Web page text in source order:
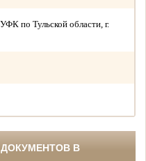
по Тульской области, г.
В